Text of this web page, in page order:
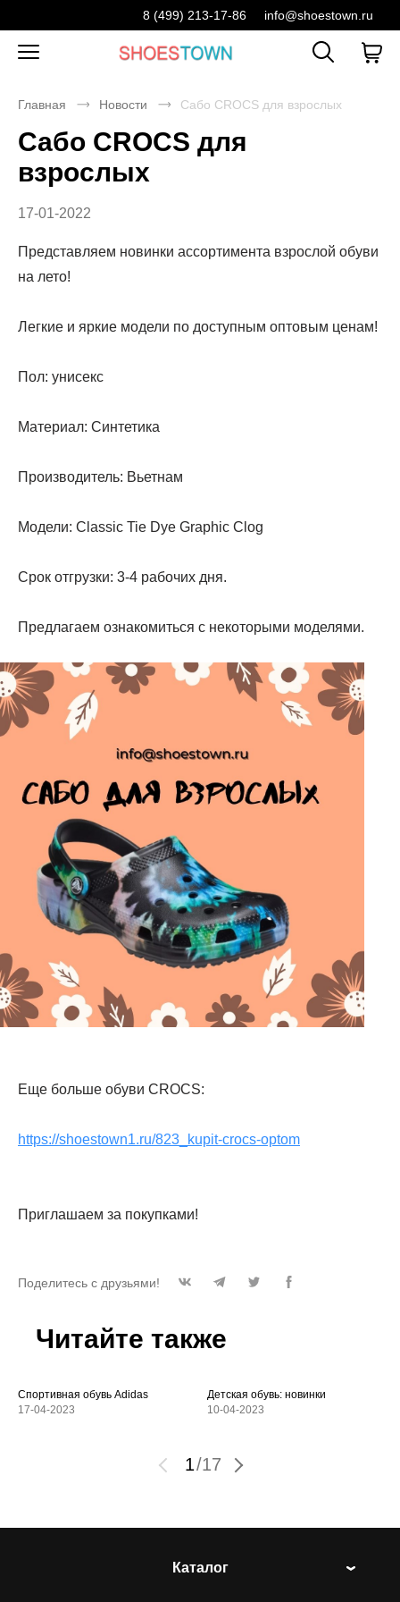
8 (499) 213-17-86 info@shoestown.ru
Главная Новости Сабо CROCS для взрослых
Сабо CROCS для
взрослых
17-01-2022
Представляем новинки ассортимента взрослой обуви
на лето!
Легкие и яркие модели по доступным оптовым ценам!
Пол: унисекс
Материал: Синтетика
Производитель: Вьетнам
Модели: Classic Tie Dye Graphic Clog
Срок отгрузки: 3-4 рабочих дня.
Предлагаем ознакомиться с некоторыми моделями.
Еще больше обуви CROCS:
https://shoestown1.ru/823_kupit-crocs-optom
Приглашаем за покупками!
Поделитесь с друзьями!
Читайте также
Спортивная обувь Adidas
17-04-2023
Детская обувь: новинки
10-04-2023
1/17
Каталог